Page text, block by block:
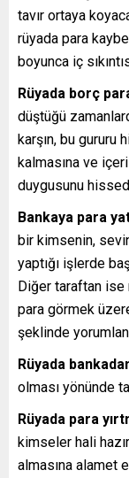
tavır ortaya
rüyada para
boyunca iç
Rüyada borç
düştüğü
karşın, bu gururu
kalmasına ve
duygusunu
Bankaya para
bir kimsenin,
yaptığı işlerde
Diğer taraftan ise
para görmek
şeklinde
Rüyada
olması yönünde
Rüyada para
kimseler hali
almasına alamet